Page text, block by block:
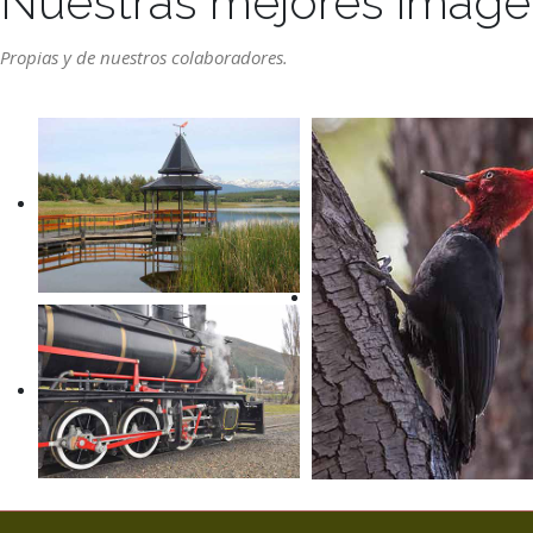
Propias y de nuestros colaboradores.